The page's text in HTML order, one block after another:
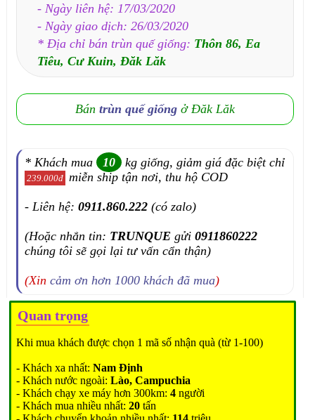
- Ngày liên hệ: 17/03/2020
- Ngày giao dịch: 26/03/2020
* Địa chỉ bán trùn quế giống: Thôn 86, Ea
Tiêu, Cư Kuin, Đăk Lăk
Bántrùn quế giống ở Đăk Lăk
* Khách mua 10 kg giống, giảm giá đặc biệt chỉ
239.000đ miễn ship tận nơi, thu hộ COD
- Liên hệ:0911.860.222 (có zalo)
(Hoặc nhắn tin: TRUNQUE gửi0911860222
chúng tôi sẽ gọi lại tư vấn cẩn thận)
(Xincảm ơn hơn 1000 khách đã mua)
Quan trọng
Khi mua khách được chọn 1 mã số nhận quà (từ 1-100)
- Khách xa nhất:Nam Định
- Khách nước ngoài:Lào, Campuchia
- Khách chạy xe máy hơn 300km:4 người
- Khách mua nhiều nhất:20 tấn